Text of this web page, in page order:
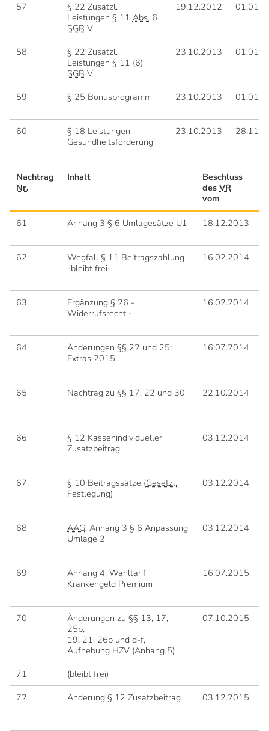
57
§ 22 Zusätzl.
Leistungen § 11 Abs.6
SGB V
19.12.2012
58
§ 22 Zusätzl.
Leistungen § 11 (6)
SGB V
23.10.2013
59 § 25 Bonusprogramm 23.10.2013
60
§ 18 Leistungen
Gesundheitsförderung
23.10.2013
Nachtrag
Nr.
Inhalt
Beschluss
des VR
vom
61 Anhang 3 § 6 Umlagesätze U1 18.12.2013
62
Wegfall § 11 Beitragszahlung
-bleibt frei-
16.02.2014
63
Ergänzung § 26 -
Widerrufsrecht -
16.02.2014
64
Änderungen §§ 22 und 25;
Extras 2015
16.07.2014
65 Nachtrag zu §§ 17, 22 und 30 22.10.2014
66
§ 12 Kassenindividueller
Zusatzbeitrag
03.12.2014
67 § 10 Beitragssätze (Gesetzl.
Festlegung)
03.12.2014
68 AAG, Anhang 3 § 6 Anpassung
Umlage 2
03.12.2014
69
Anhang 4, Wahltarif
Krankengeld Premium
16.07.2015
70
Änderungen zu §§ 13, 17,
25b,
19, 21, 26b und d-f,
Aufhebung HZV (Anhang 5)
07.10.2015
71
(bleibt frei)
72
Änderung § 12 Zusatzbeitrag 03.12.2015